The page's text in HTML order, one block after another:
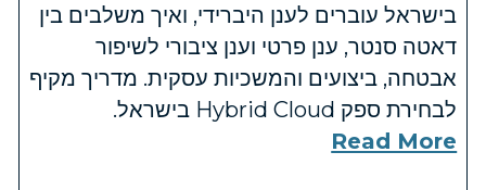
בישראל עוברים לענן היברידי, ואיך משלבים בין
דאטה סנטר, ענן פרטי וענן ציבורי לשיפור
אבטחה, ביצועים והמשכיות עסקית. מדריך מקיף
לבחירת ספק Hybrid Cloud בישראל.
Read More